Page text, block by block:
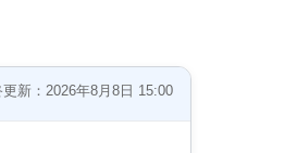
更新：2026年8月8日 15:00